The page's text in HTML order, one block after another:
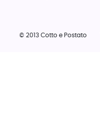
© 2013 Cotto e Postato